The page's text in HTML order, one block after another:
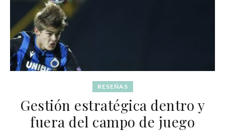
RESEÑAS
Gestión estratégica dentro y
fuera del campo de juego